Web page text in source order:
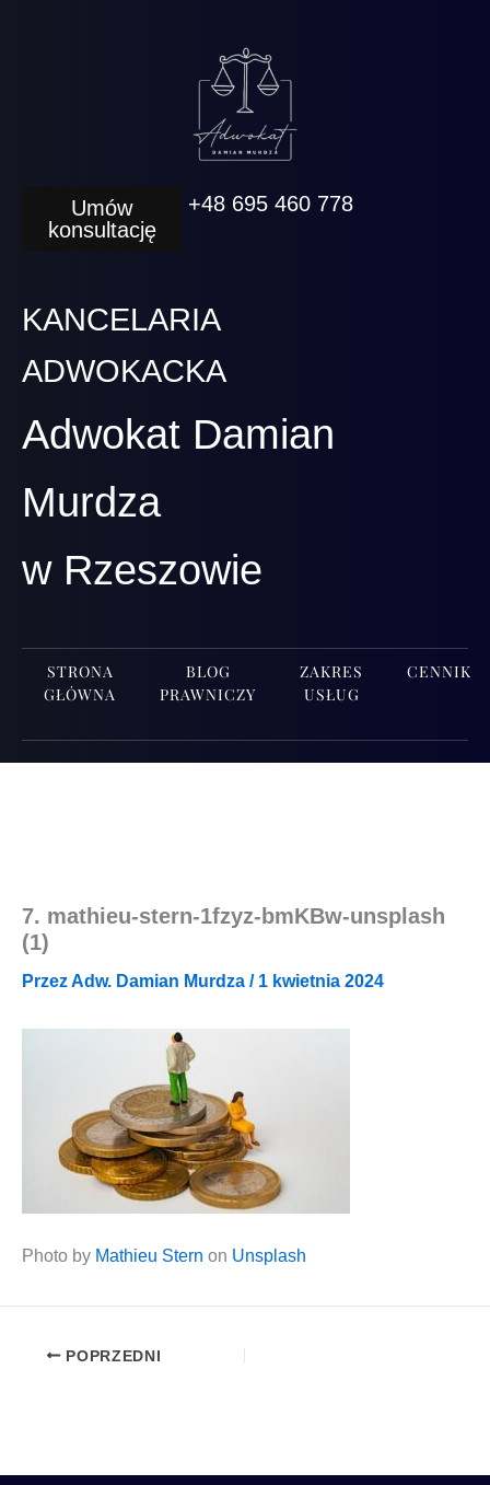
Umów
konsultację
+48 695 460 778
KANCELARIA
ADWOKACKA
Adwokat Damian
Murdza
w Rzeszowie
STRONA
GŁÓWNA
BLOG
PRAWNICZY
ZAKRES
USŁUG
CENNIK
7. mathieu-stern-1fzyz-bmKBw-unsplash
(1)
PrzezAdw. Damian Murdza / 1 kwietnia 2024
Pho­to by Mathieu Stern on Unsplash
POPRZEDNI